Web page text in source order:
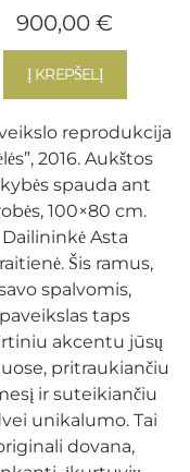
900,00€
Į KREPŠELĮ